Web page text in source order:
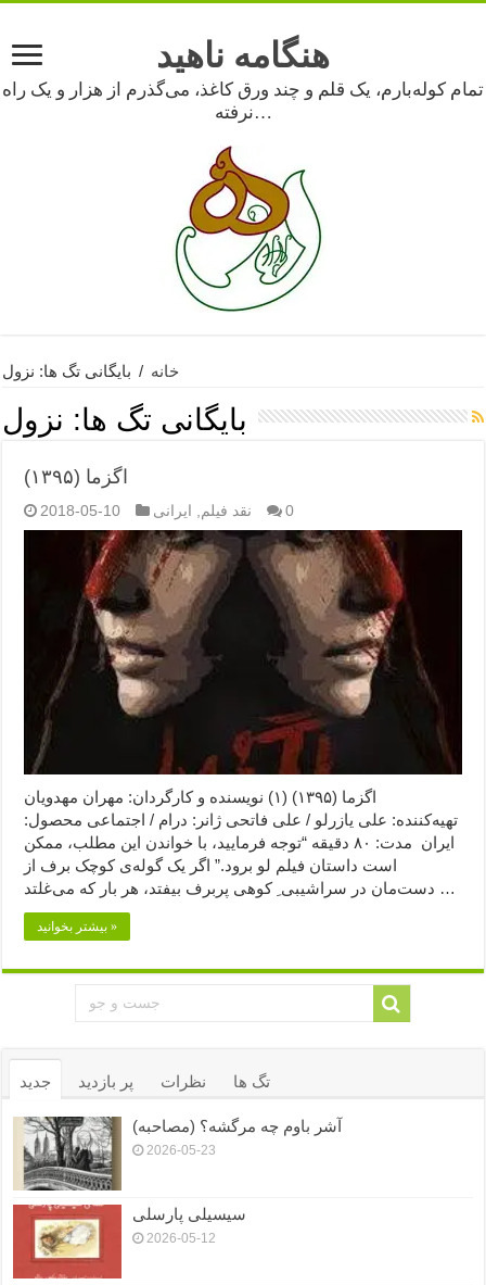
هنگامه ناهید
تمام کوله‌بارم، یک قلم و چند ورق کاغذ، می‌گذرم از هزار و یک راه
نرفته…
خانه / بایگانی تگ ها: نزول
بایگانی تگ ها: نزول
اگزما (۱۳۹۵)
2018-05-10 نقد فیلم ایرانی 0
اگزما (۱۳۹۵) (۱) نویسنده و کارگردان: مهران مهدویان
تهیه‌کننده: علی یازرلو / علی فاتحی ژانر: درام / اجتماعی محصول:
ایران مدت: ۸۰ دقیقه “توجه فرمایید،‌ با خواندن این مطلب، ممکن
است داستان فیلم لو برود.” اگر یک گوله‌ی کوچک برف از
دست‌مان در سراشیبی ِ کوهی پربرف بیفتد، هر بار که می‌غلتد …
بیشتر بخوانید »
جدید پر بازدید نظرات تگ ها
آشر باوم چه مرگشه؟ (مصاحبه)
2026-05-23
سیسیلی پارسلی
2026-05-12